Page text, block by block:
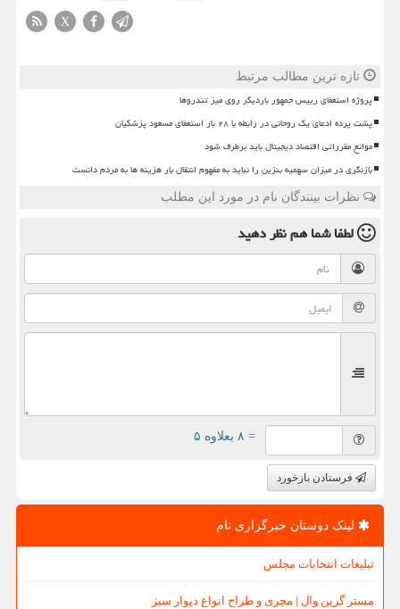
X
تازه ترین مطالب مرتبط
پروژه استعفای رییس جمهور باردیگر روی میز تندروها
پشت پرده ادعای یک روحانی در رابطه با ۲۸ بار استعفای مسعود پزشکیان
موانع مقرراتی اقتصاد دیجیتال باید برطرف شود
بازنگری در میزان سهمیه بنزین را نباید به مفهوم انتقال بار هزینه ها به مردم دانست
نظرات بینندگان نام در مورد این مطلب
لطفا شما همنظر دهید
= ۸ بعلاوه ۵
فرستادن بازخورد
لینک دوستان خبرگزاری نام
تبلیغات انتخابات مجلس
مستر گرین وال | مجری و طراح انواع دیوار سبز